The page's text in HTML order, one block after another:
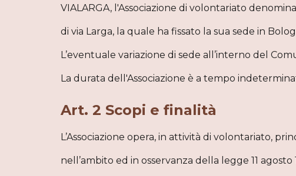
VIALARGA, l'Associazione di volontariato
di via Larga, la quale ha fissato la sua sede in
L’eventuale variazione di sede all’interno del
La durata dell'Associazione è a tempo
Art. 2 Scopi e finalità
L’Associazione opera, in attività di volontariato,
nell’ambito ed in osservanza della legge 11